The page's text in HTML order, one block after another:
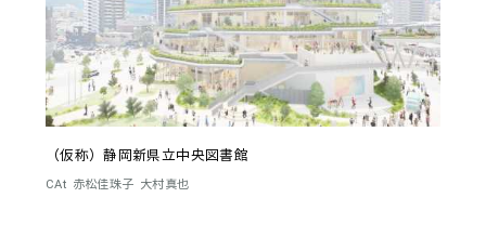
（仮称）静岡新県立中央図書館
CAt 赤松佳珠子 大村真也